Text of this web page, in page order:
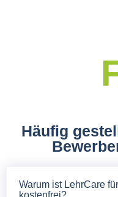
Häufig
Warum ist LehrCare
kostenfrei?